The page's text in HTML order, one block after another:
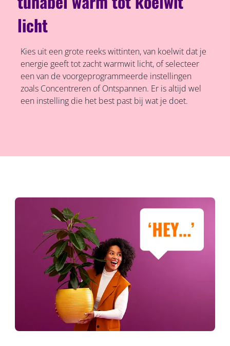
licht
Kies uit een grote reeks wittinten, van koelwit dat je
energie geeft tot zacht warmwit licht, of selecteer
een van de voorgeprogrammeerde instellingen
zoals Concentreren of Ontspannen. Er is altijd wel
een instelling die het best past bij wat je doet.